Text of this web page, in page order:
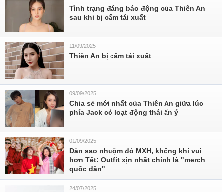
Tình trạng đáng báo động của Thiên An
sau khi bị cấm tái xuất
11/09/2025
Thiên An bị cấm tái xuất
09/09/2025
Chia sẻ mới nhất của Thiên An giữa lúc
phía Jack có loạt động thái ẩn ý
01/09/2025
Dàn sao nhuộm đỏ MXH, không khí vui
hơn Tết: Outfit xịn nhất chính là "merch
quốc dân"
24/07/2025